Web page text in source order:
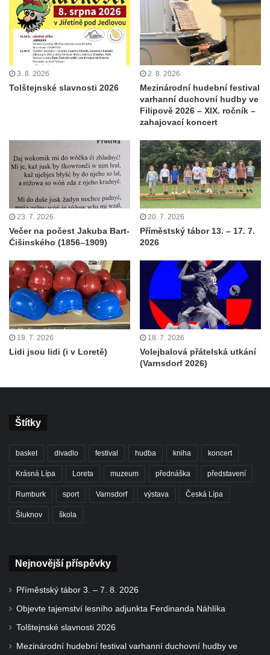
3. 8. 2026
Tolštejnské slavnosti 2026
2. 8. 2026
Mezinárodní hudební festival
varhanní duchovní hudby ve
Filipově 2026 – XIX. ročník –
zahajovací koncert
23. 7. 2026
Večer na počest Jakuba Bart-
Ćišinského (1856–1909)
20. 7. 2026
Příměstský tábor 13. – 17. 7.
2026
19. 7. 2026
Lidi jsou lidi (i v Loretě)
18. 7. 2026
Volejbalová přátelská utkání
(Varnsdorf 2026)
Štítky
basket divadlo festival hudba kniha koncert
Krásná Lípa Loreta muzeum přednáška představení
Rumburk sport Varnsdorf výstava Česká Lípa
Šluknov škola
Nejnovější příspěvky
Příměstský tábor 3. – 7. 8. 2026
Objevte tajemství lesního adjunkta Ferdinanda Náhlíka
Tolštejnské slavnosti 2026
Mezinárodní hudební festival varhanní duchovní hudby ve